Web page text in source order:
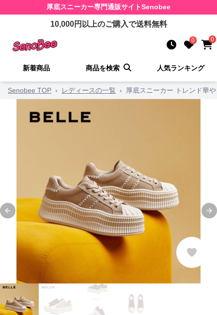
厚底スニーカー専門通販サイトSenobee
10,000円以上のご購入で送料無料
0 0
新着商品 商品を検索 人気ランキング
Senobee TOP › レディースの一覧 › 厚底スニーカー トレンド華
Previous slide